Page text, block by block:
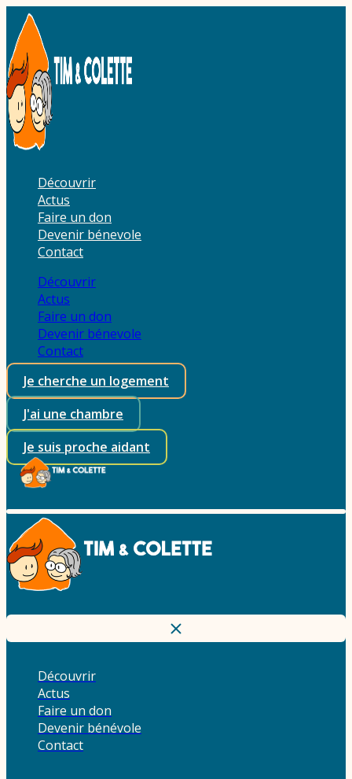
Aller
au
contenu
Découvrir
Actus
Faire un don
Devenir bénevole
Contact
Découvrir
Actus
Faire un don
Devenir bénevole
Contact
Je cherche un logement
J'ai une chambre
Je suis proche aidant
Découvrir
Actus
Faire un don
Devenir bénévole
Contact